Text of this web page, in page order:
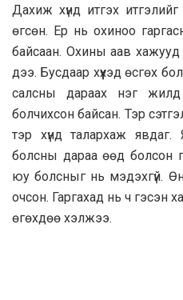
Дахиж хүнд итгэх
өгсөн. Ер нь охиноо
байсаан. Охины аав хажууд
дээ. Бусдаар хүүхэд өсгөх
салсны дараах нэг
болчихсон байсан. Тэр
тэр хүнд талархаж явдаг.
болсны дараа өөд болсон
юу болсныг нь мэдэхгүй.
очсон. Гаргахад нь ч гэсэн
өгөхдөө хэлжээ.